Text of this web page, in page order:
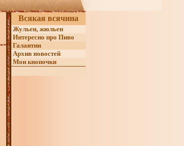
Всякая всячина
Жульен, жюльен
Интересно про Пиво
Галантин
Архив новостей
Мои кнопочки